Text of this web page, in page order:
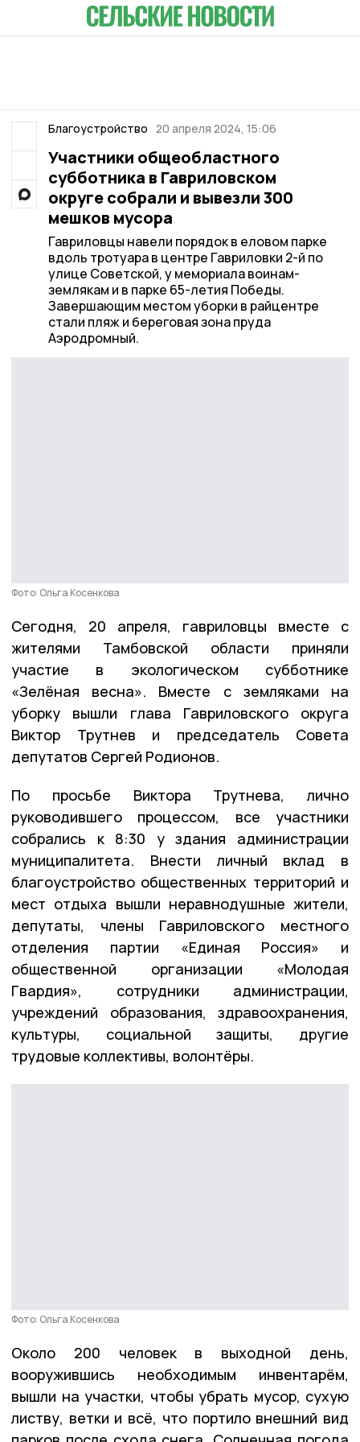
Благоустройство 20 апреля 2024, 15:06
Участники общеобластного
субботника в Гавриловском
округе собрали и вывезли 300
мешков мусора
Гавриловцы навели порядок в еловом парке
вдоль тротуара в центре Гавриловки 2-й по
улице Советской, у мемориала воинам-
землякам и в парке 65-летия Победы.
Завершающим местом уборки в райцентре
стали пляж и береговая зона пруда
Аэродромный.
Фото: Ольга Косенкова
Сегодня, 20 апреля, гавриловцы вместе с
жителями Тамбовской области приняли
участие в экологическом субботнике
«Зелёная весна». Вместе с земляками на
уборку вышли глава Гавриловского округа
Виктор Трутнев и председатель Совета
депутатов Сергей Родионов.
По просьбе Виктора Трутнева, лично
руководившего процессом, все участники
собрались к 8:30 у здания администрации
муниципалитета. Внести личный вклад в
благоустройство общественных территорий и
мест отдыха вышли неравнодушные жители,
депутаты, члены Гавриловского местного
отделения партии «Единая Россия» и
общественной организации «Молодая
Гвардия», сотрудники администрации,
учреждений образования, здравоохранения,
культуры, социальной защиты, другие
трудовые коллективы, волонтёры.
Фото: Ольга Косенкова
Около 200 человек в выходной день,
вооружившись необходимым инвентарём,
вышли на участки, чтобы убрать мусор, сухую
листву, ветки и всё, что портило внешний вид